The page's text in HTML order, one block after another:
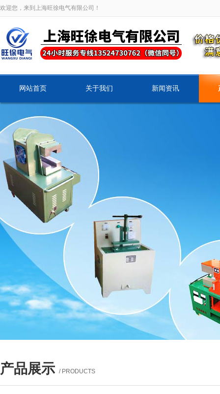
欢迎您，来到上海旺徐电气有限公司！
网站首页 关于我们 新闻资讯
产品展示 / PRODUCTS